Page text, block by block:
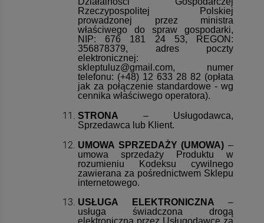
Rzeczypospolitej Polskiej
prowadzonej przez ministra
właściwego do spraw gospodarki,
NIP: 676 181 24 53, REGON:
356878379, adres poczty
elektronicznej:
skleptuluz@gmail.com, numer
telefonu: (+48) 12 633 28 82 (opłata
jak za połączenie standardowe - wg
cennika właściwego operatora).
STRONA – Usługodawca,
Sprzedawca lub Klient.
UMOWA SPRZEDAŻY (UMOWA) –
umowa sprzedaży Produktu w
rozumieniu Kodeksu cywilnego
zawierana za pośrednictwem Sklepu
internetowego.
USŁUGA ELEKTRONICZNA –
usługa świadczona drogą